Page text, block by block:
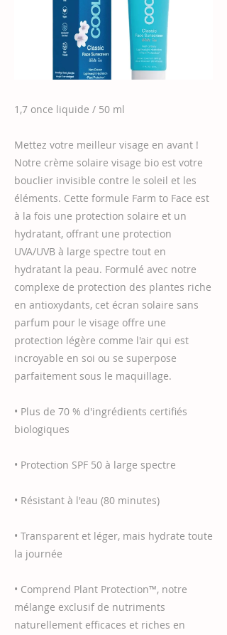
1,7 once liquide / 50 ml
Mettez votre meilleur visage en avant !
Notre crème solaire visage bio est votre
bouclier invisible contre le soleil et les
éléments. Cette formule Farm to Face est
à la fois une protection solaire et un
hydratant, offrant une protection
UVA/UVB à large spectre tout en
hydratant la peau. Formulé avec notre
complexe de protection des plantes riche
en antioxydants, cet écran solaire sans
parfum pour le visage offre une
protection légère comme l'air qui est
incroyable en soi ou se superpose
parfaitement sous le maquillage.
• Plus de 70 % d'ingrédients certifiés
biologiques
• Protection SPF 50 à large spectre
• Résistant à l'eau (80 minutes)
• Transparent et léger, mais hydrate toute
la journée
• Comprend Plant Protection™, notre
mélange exclusif de nutriments
naturellement efficaces et riches en